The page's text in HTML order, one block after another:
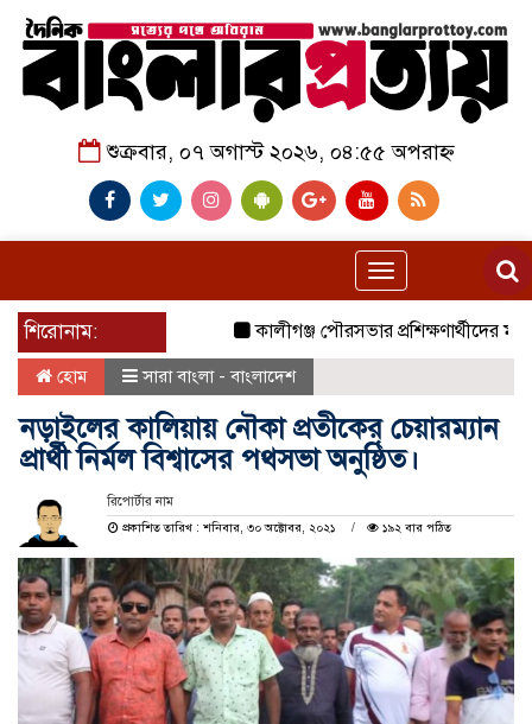
শুক্রবার, ০৭ অগাস্ট ২০২৬, ০৪:৫৫ অপরাহ্ন
Toggle
navigation
শিরোনাম:
কালীগঞ্জ পৌরসভার প্রশিক্ষণার্থীদের মাঝে
হোম সারা বাংলা - বাংলাদেশ
নড়াইলের কালিয়ায় নৌকা প্রতীকের চেয়ারম্যান
প্রার্থী নির্মল বিশ্বাসের পথসভা অনুষ্ঠিত।
রিপোর্টার নাম
প্রকাশিত তারিখ : শনিবার, ৩০ অক্টোবর, ২০২১
১৯২ বার পঠিত